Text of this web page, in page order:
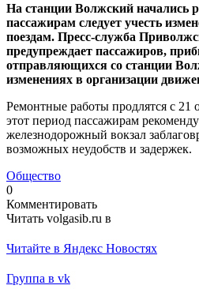
На станции Волжский начались
пассажирам следует учесть
поездам. Пресс-служба
предупреждает пассажиров,
отправляющихся со станции
изменениях в организации
Ремонтные работы продлятся с 21
этот период пассажирам
железнодорожный вокзал
возможных неудобств и задержек.
Общество
0
Комментировать
Читать volgasib.ru в
Читайте в Яндекс Новостях
Группа в vk